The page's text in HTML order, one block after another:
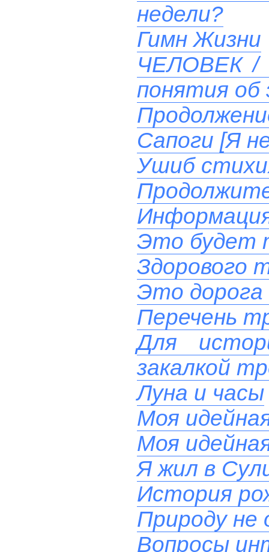
недели?
Гимн Жизни
ЧЕЛОВЕК /
понятия об
Сапоги [Я
Ушиб
Это будет
Здорового
Это дорога
Перечень
Для
закалкой
Луна и часы
Моя
Моя
Я жил в
История
Природу не
Вопросы